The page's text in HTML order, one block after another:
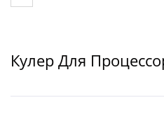
Кулер Для